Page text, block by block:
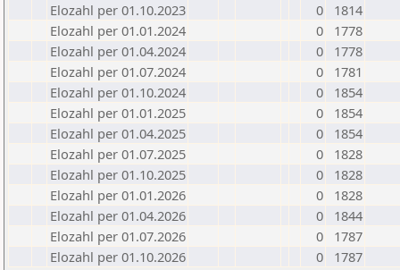
Elozahl per 01.10.2023
0
1814
Elozahl per 01.01.2024
0
1778
Elozahl per 01.04.2024
0
1778
Elozahl per 01.07.2024
0
1781
Elozahl per 01.10.2024
0
1854
Elozahl per 01.01.2025
0
1854
Elozahl per 01.04.2025
0
1854
Elozahl per 01.07.2025
0
1828
Elozahl per 01.10.2025
0
1828
Elozahl per 01.01.2026
0
1828
Elozahl per 01.04.2026
0
1844
Elozahl per 01.07.2026
0
1787
Elozahl per 01.10.2026
0 1787